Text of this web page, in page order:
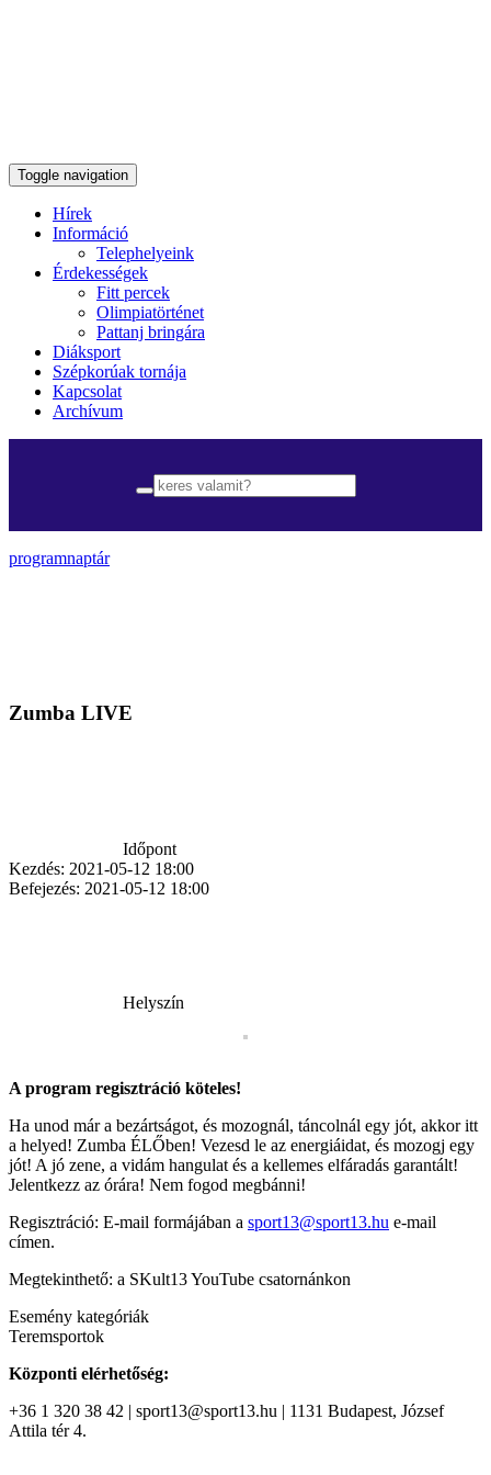
Toggle navigation
Hírek
Információ
Telephelyeink
Érdekességek
Fitt percek
Olimpiatörténet
Pattanj bringára
Diáksport
Szépkorúak tornája
Kapcsolat
Archívum
programnaptár
Zumba LIVE
Időpont
Kezdés: 2021-05-12 18:00
Befejezés: 2021-05-12 18:00
Helyszín
A program regisztráció köteles!
Ha unod már a bezártságot, és mozognál, táncolnál egy jót, akkor itt
a helyed! Zumba ÉLŐben! Vezesd le az energiáidat, és mozogj egy
jót! A jó zene, a vidám hangulat és a kellemes elfáradás garantált!
Jelentkezz az órára! Nem fogod megbánni!
Regisztráció: E-mail formájában a sport13@sport13.hu e-mail
címen.
Megtekinthető: a SKult13 YouTube csatornánkon
Esemény kategóriák
Teremsportok
Központi elérhetőség:
+36 1 320 38 42 | sport13@sport13.hu | 1131 Budapest, József
Attila tér 4.